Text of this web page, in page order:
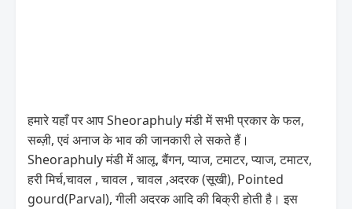
हमारे यहाँ पर आप Sheoraphuly मंडी में सभी प्रकार के फल,
सब्ज़ी, एवं अनाज के भाव की जानकारी ले सकते हैं।
Sheoraphuly मंडी में आलू, बैंगन, प्याज, टमाटर, प्याज, टमाटर,
हरी मिर्च,चावल , चावल , चावल ,अदरक (सूखी), Pointed
gourd(Parval), गीली अदरक आदि की बिक्री होती है। इस